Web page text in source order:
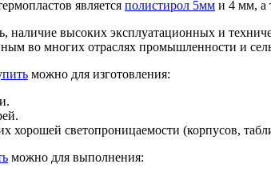
является полистирол 5мм и 4 мм, а
наличие высоких эксплуатационных и
во многих отраслях промышленности и
можно для изготовления:
хорошей светопроницаемости (корпусов,
можно для выполнения: